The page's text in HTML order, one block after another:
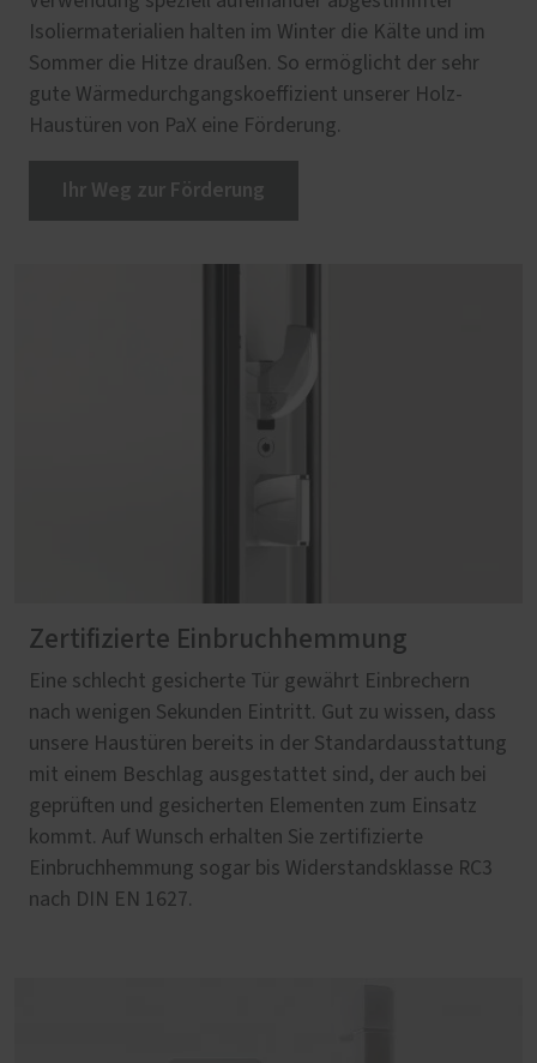
Isoliermaterialien halten im Winter die Kälte und im
Sommer die Hitze draußen. So ermöglicht der sehr
gute Wärmedurchgangskoeffizient unserer Holz-
Haustüren von PaX eine Förderung.
Ihr Weg zur Förderung
Zertifizierte Einbruchhemmung
Eine schlecht gesicherte Tür gewährt Einbrechern
nach wenigen Sekunden Eintritt. Gut zu wissen, dass
unsere Haustüren bereits in der Standardausstattung
mit einem Beschlag ausgestattet sind, der auch bei
geprüften und gesicherten Elementen zum Einsatz
kommt. Auf Wunsch erhalten Sie zertifizierte
Einbruchhemmung sogar bis Widerstandsklasse RC3
nach DIN EN 1627.